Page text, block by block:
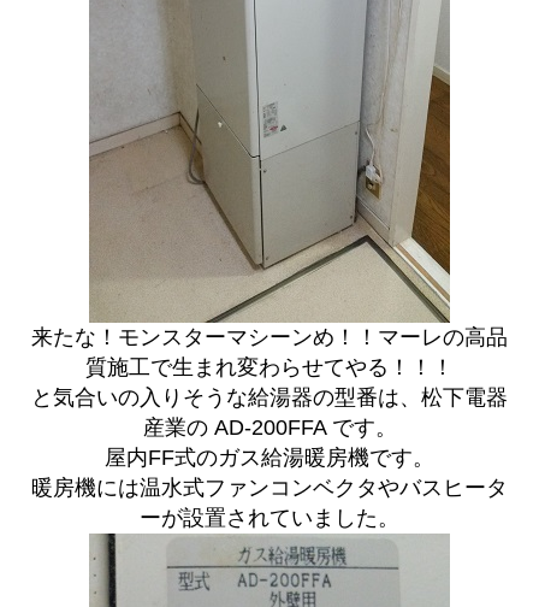
来たな！モンスターマシーンめ！！マーレの高品
質施工で生まれ変わらせてやる！！！
と気合いの入りそうな給湯器の型番は、松下電器
産業の AD-200FFA です。
屋内FF式のガス給湯暖房機です。
暖房機には温水式ファンコンベクタやバスヒータ
ーが設置されていました。